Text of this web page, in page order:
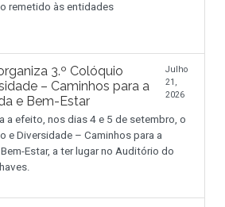
remetido às entidades
3.º Colóquio
– Caminhos para a
e Bem-Estar
Julho
21,
2026
a efeito, nos dias 4 e 5 de setembro, o
e Diversidade – Caminhos para a
Estar, a ter lugar no Auditório do